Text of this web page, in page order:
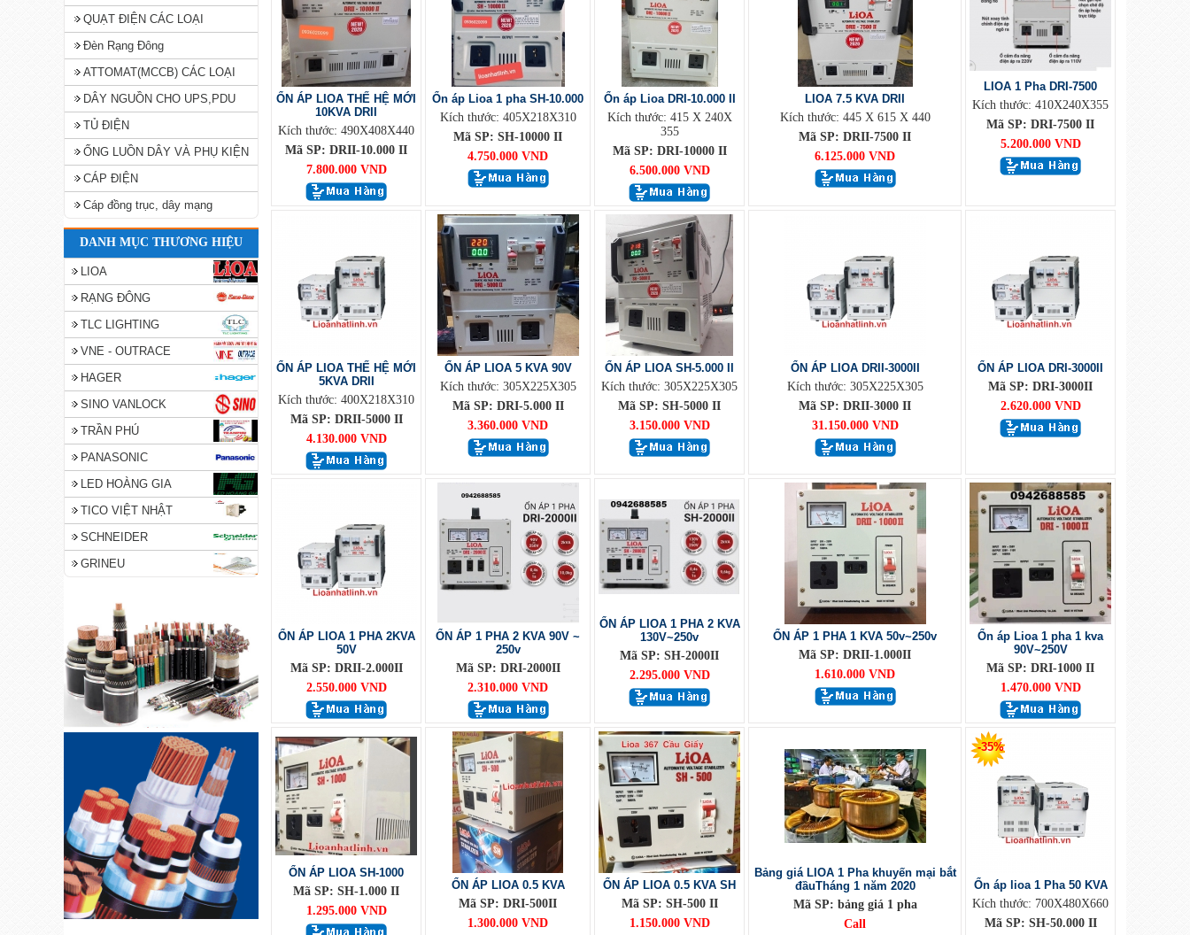
QUẠT ĐIỆN CÁC LOẠI
Đèn Rạng Đông
ATTOMAT(MCCB) CÁC LOẠI
DÂY NGUỒN CHO UPS,PDU
TỦ ĐIỆN
ỐNG LUỒN DÂY VÀ PHỤ KIỆN
CÁP ĐIỆN
Cáp đồng trục, dây mạng
DANH MỤC THƯƠNG HIỆU
LIOA
RẠNG ĐÔNG
TLC LIGHTING
VNE - OUTRACE
HAGER
SINO VANLOCK
TRẦN PHÚ
PANASONIC
LED HOÀNG GIA
TICO VIỆT NHẬT
SCHNEIDER
GRINEU
ỔN ÁP LIOA THẾ HỆ MỚI
10KVA DRII
Kích thước: 490X408X440
Mã SP: DRII-10.000 II
7.800.000 VND
Ổn áp Lioa 1 pha SH-10.000
Kích thước: 405X218X310
Mã SP: SH-10000 II
4.750.000 VND
Ổn áp Lioa DRI-10.000 II
Kích thước: 415 X 240X
355
Mã SP: DRI-10000 II
6.500.000 VND
LIOA 7.5 KVA DRII
Kích thước: 445 X 615 X 440
Mã SP: DRII-7500 II
6.125.000 VND
LIOA 1 Pha DRI-7500
Kích thước: 410X240X355
Mã SP: DRI-7500 II
5.200.000 VND
ỔN ÁP LIOA THẾ HỆ MỚI
5KVA DRII
Kích thước: 400X218X310
Mã SP: DRII-5000 II
4.130.000 VND
ỔN ÁP LIOA 5 KVA 90V
Kích thước: 305X225X305
Mã SP: DRI-5.000 II
3.360.000 VND
ỔN ÁP LIOA SH-5.000 II
Kích thước: 305X225X305
Mã SP: SH-5000 II
3.150.000 VND
ỔN ÁP LIOA DRII-3000II
Kích thước: 305X225X305
Mã SP: DRII-3000 II
31.150.000 VND
ỔN ÁP LIOA DRI-3000II
Mã SP: DRI-3000II
2.620.000 VND
ỔN ÁP LIOA 1 PHA 2KVA
50V
Mã SP: DRII-2.000II
2.550.000 VND
ỔN ÁP 1 PHA 2 KVA 90V ~
250v
Mã SP: DRI-2000II
2.310.000 VND
ỔN ÁP LIOA 1 PHA 2 KVA
130V~250v
Mã SP: SH-2000II
2.295.000 VND
ỔN ÁP 1 PHA 1 KVA 50v~250v
Mã SP: DRII-1.000II
1.610.000 VND
Ổn áp Lioa 1 pha 1 kva
90V~250V
Mã SP: DRI-1000 II
1.470.000 VND
ỔN ÁP LIOA SH-1000
Mã SP: SH-1.000 II
1.295.000 VND
ỔN ÁP LIOA 0.5 KVA
Mã SP: DRI-500II
1.300.000 VND
ỔN ÁP LIOA 0.5 KVA SH
Mã SP: SH-500 II
1.150.000 VND
Bảng giá LIOA 1 Pha khuyến mại bắt
đầuTháng 1 năm 2020
Mã SP: bảng giá 1 pha
Call
-35%
Ổn áp lioa 1 Pha 50 KVA
Kích thước: 700X480X660
Mã SP: SH-50.000 II